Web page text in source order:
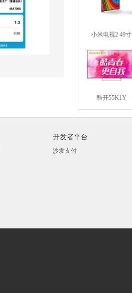
小米电视2 49寸
酷开55K1Y
开发者平台
沙发支付